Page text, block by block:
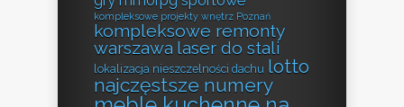
kompleksowe projekty wnętrz Poznań
kompleksowe remonty
warszawa laser do stali
lokalizacja nieszczelności dachu lotto
najczęstsze numery